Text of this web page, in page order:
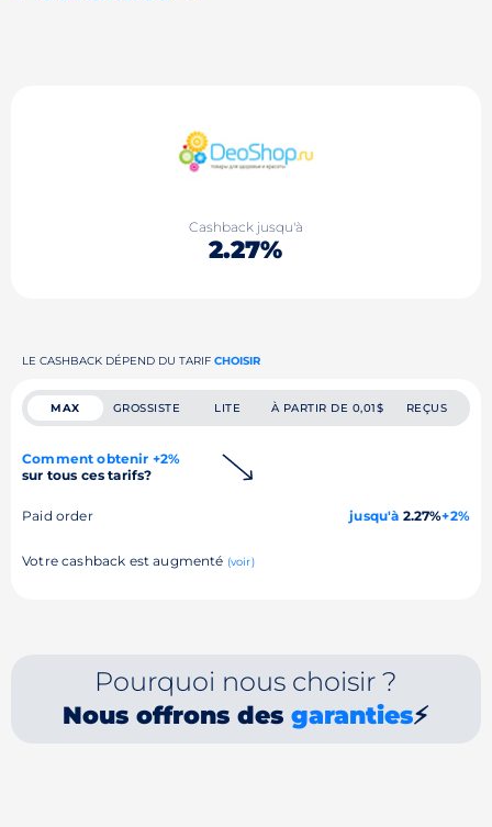
Cashback jusqu'à
2.27%
LE CASHBACK DÉPEND DU TARIF CHOISIR
MAX GROSSISTE LITE À PARTIR DE 0,01$ REÇUS
Comment obtenir +2%
sur tous ces tarifs?
Paid order jusqu'à 2.27%+2%
Votre cashback est augmenté (voir)
Pourquoi nous choisir ?
Nous offrons desgaranties⚡